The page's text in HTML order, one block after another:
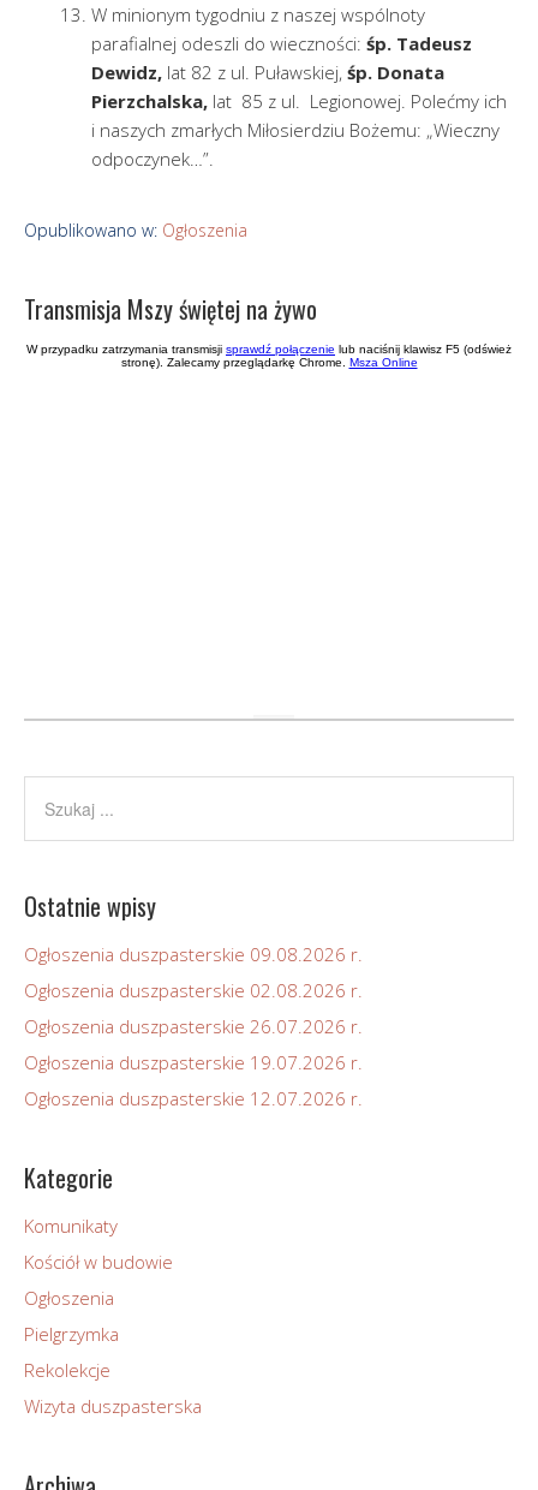
W minionym tygodniu z naszej wspólnoty
parafialnej odeszli do wieczności: śp. Tadeusz
Dewidz, lat 82 z ul. Puławskiej, śp. Donata
Pierzchalska, lat 85 z ul. Legionowej. Polećmy ich
i naszych zmarłych Miłosierdziu Bożemu: „Wieczny
odpoczynek…”.
Opublikowano w: Ogłoszenia
Transmisja Mszy świętej na żywo
Ostatnie wpisy
Ogłoszenia duszpasterskie 09.08.2026 r.
Ogłoszenia duszpasterskie 02.08.2026 r.
Ogłoszenia duszpasterskie 26.07.2026 r.
Ogłoszenia duszpasterskie 19.07.2026 r.
Ogłoszenia duszpasterskie 12.07.2026 r.
Kategorie
Komunikaty
Kościół w budowie
Ogłoszenia
Pielgrzymka
Rekolekcje
Wizyta duszpasterska